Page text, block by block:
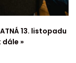
13. listopadu
dále »